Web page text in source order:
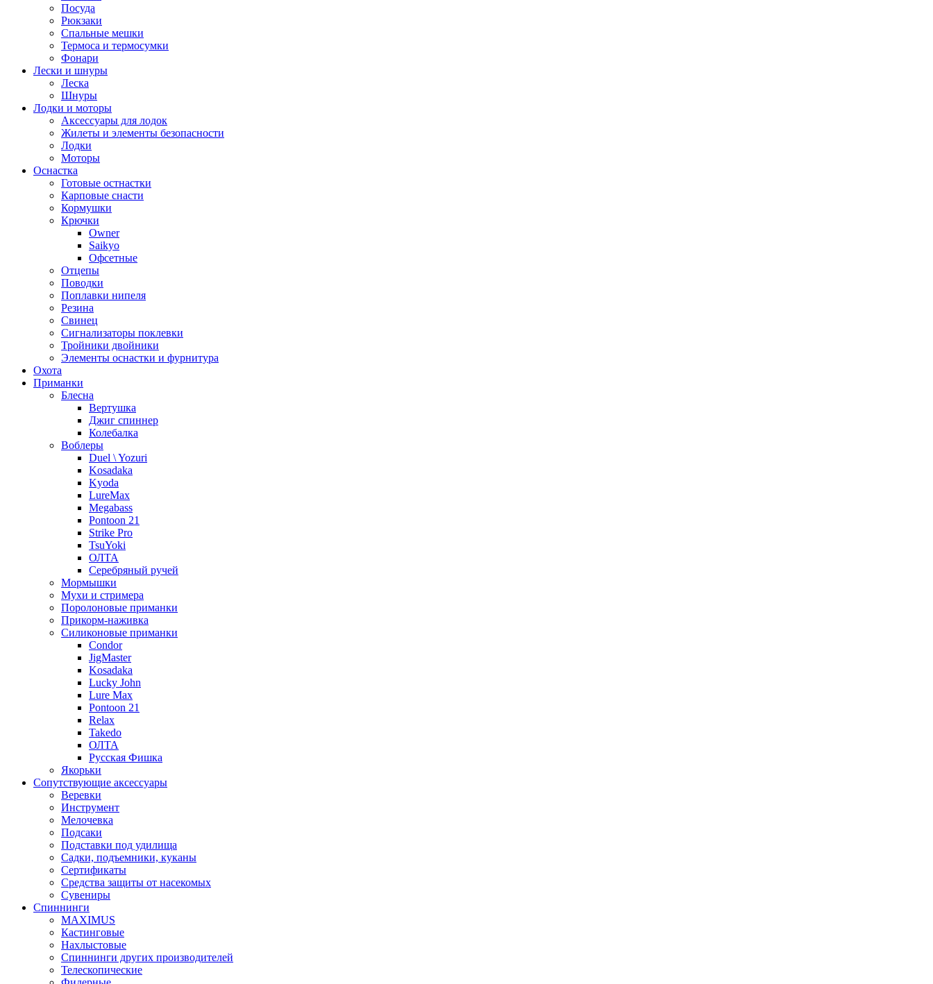
Посуда
Рюкзаки
Спальные мешки
Термоса и термосумки
Фонари
Лески и шнуры
Леска
Шнуры
Лодки и моторы
Аксессуары для лодок
Жилеты и элементы безопасности
Лодки
Моторы
Оснастка
Готовые остнастки
Карповые снасти
Кормушки
Крючки
Owner
Saikyo
Офсетные
Отцепы
Поводки
Поплавки нипеля
Резина
Свинец
Сигнализаторы поклевки
Тройники двойники
Элементы оснастки и фурнитура
Охота
Приманки
Блесна
Вертушка
Джиг спиннер
Колебалка
Воблеры
Duel \ Yozuri
Kosadaka
Kyoda
LureMax
Megabass
Pontoon 21
Strike Pro
TsuYoki
ОЛТА
Серебряный ручей
Мормышки
Мухи и стримера
Поролоновые приманки
Прикорм-наживка
Силиконовые приманки
Condor
JigMaster
Kosadaka
Lucky John
Lure Max
Pontoon 21
Relax
Takedo
ОЛТА
Русская Фишка
Якорьки
Сопутствующие аксессуары
Веревки
Инструмент
Мелочевка
Подсаки
Подставки под удилища
Садки, подъемники, куканы
Сертификаты
Средства защиты от насекомых
Сувениры
Спиннинги
MAXIMUS
Кастинговые
Нахлыстовые
Спиннинги других производителей
Телескопические